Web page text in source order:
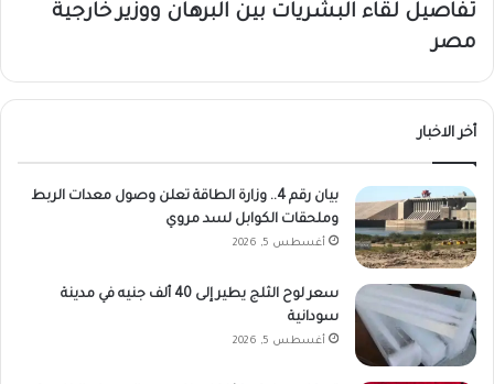
تفاصيل لقاء البشريات بين البرهان ووزير خارجية
مصر
أخر الاخبار
بيان رقم 4.. وزارة الطاقة تعلن وصول معدات الربط
وملحقات الكوابل لسد مروي
أغسطس 5, 2026
سعر لوح الثلج يطير إلى 40 ألف جنيه في مدينة
سودانية
أغسطس 5, 2026